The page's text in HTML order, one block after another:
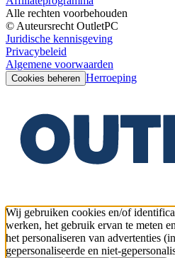
Alle rechten voorbehouden
© Auteursrecht OutletPC
Juridische kennisgeving
Privacybeleid
Algemene voorwaarden
Cookies beheren Herroeping
Wij gebruiken cookies en/of
werken, het gebruik ervan te meten
het personaliseren van advertenties
gepersonaliseerde en niet-